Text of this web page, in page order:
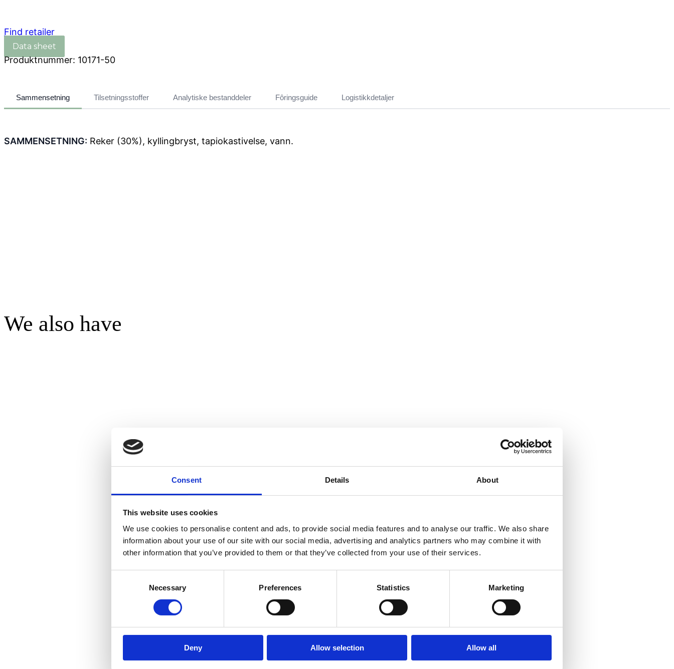
Consent Details About
This website uses cookies
We use cookies to personalise content and ads, to provide social media features and to analyse our traffic. We also share
information about your use of our site with our social media, advertising and analytics partners who may combine it with
other information that you’ve provided to them or that they’ve collected from your use of their services.
Necessary Preferences Statistics Marketing
Deny Allow selection Allow all
Find retailer
Produktnummer: 10171-50
Sammensetning Tilsetningsstoffer Analytiske bestanddeler Fôringsguide Logistikkdetaljer
SAMMENSETNING: Reker (30%), kyllingbryst, tapiokastivelse, vann.
We also have